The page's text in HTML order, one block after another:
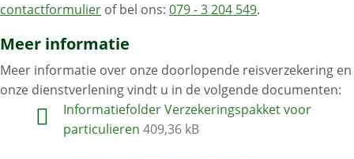
contactformulier of bel ons: 079 - 3 204 549.
Meer informatie
Meer informatie over onze doorlopende reisverzekering en
onze dienstverlening vindt u in de volgende documenten:
Informatiefolder Verzekeringspakket voor
particulieren 409,36 kB